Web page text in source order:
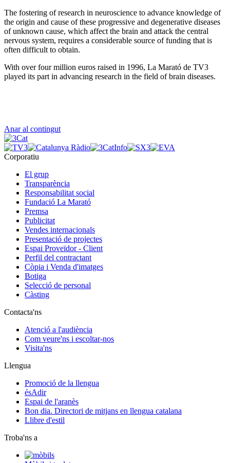
The fostering of research in neuroscience to advance knowledge of
the origin and cause of these progressive and degenerative diseases
of unknown cause, which affect the brain and attack the central
nervous system, requires a considerable source of funding that is
often difficult to obtain.
With over four million euros raised in 1996, La Marató de TV3
played its part in advancing research in the field of brain diseases.
Anar al contingut
Corporatiu
El grup
Transparència
Responsabilitat social
Fundació La Marató
Premsa
Publicitat
Vendes internacionals
Presentació de projectes
Espai Proveïdor - Client
Perfil del contractant
Còpia i Venda d'imatges
Botiga
Selecció de personal
Càsting
Contacta'ns
Atenció a l'audiència
Com veure'ns i escoltar-nos
Visita'ns
Llengua
Promoció de la llengua
ésAdir
Espai de l'aranès
Bon dia. Directori de mitjans en llengua catalana
Llibre d'estil
Troba'ns a